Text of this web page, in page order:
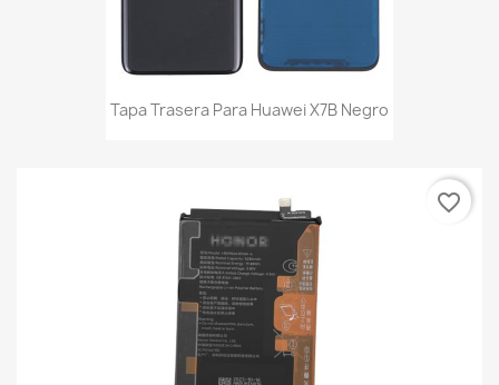
Tapa Trasera Para Huawei X7B Negro
favorite_border